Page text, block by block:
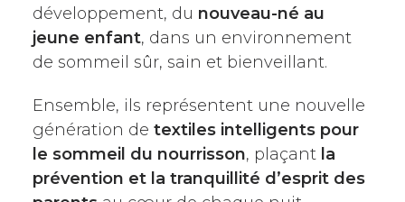
développement, du nouveau-né au
jeune enfant, dans un environnement
de sommeil sûr, sain et bienveillant.
Ensemble, ils représentent une nouvelle
génération de textiles intelligents pour
le sommeil du nourrisson, plaçant la
prévention et la tranquillité d’esprit des